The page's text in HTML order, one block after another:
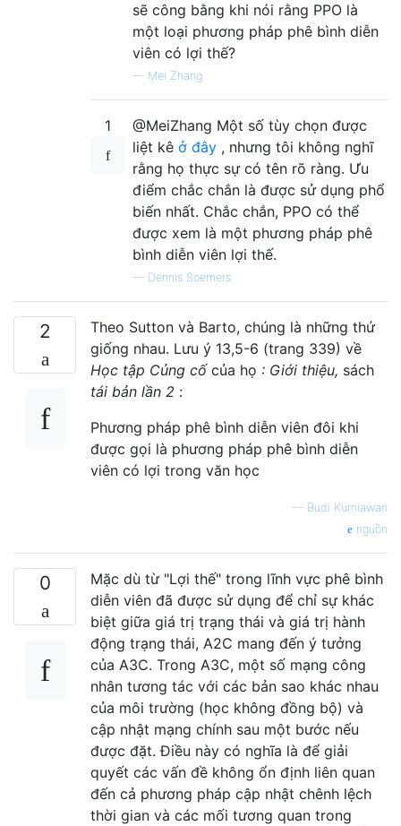
sẽ công bằng khi nói rằng PPO là
một loại phương pháp phê bình diễn
viên có lợi thế?
— Mei Zhang
1
@MeiZhang Một số tùy chọn được
liệt kê ở đây , nhưng tôi không nghĩ
rằng họ thực sự có tên rõ ràng. Ưu
điểm chắc chắn là được sử dụng phổ
biến nhất. Chắc chắn, PPO có thể
được xem là một phương pháp phê
bình diễn viên lợi thế.
— Dennis Soemers
2
Theo Sutton và Barto, chúng là những thứ
giống nhau. Lưu ý 13,5-6 (trang 339) về
Học tập Củng cốcủa họ : Giới thiệu, sách
tái bản lần 2 :
Phương pháp phê bình diễn viên đôi khi
được gọi là phương pháp phê bình diễn
viên có lợi trong văn học
— Budi Kurniawan
nguồn
0
Mặc dù từ "Lợi thế" trong lĩnh vực phê bình
diễn viên đã được sử dụng để chỉ sự khác
biệt giữa giá trị trạng thái và giá trị hành
động trạng thái, A2C mang đến ý tưởng
của A3C. Trong A3C, một số mạng công
nhân tương tác với các bản sao khác nhau
của môi trường (học không đồng bộ) và
cập nhật mạng chính sau một bước nếu
được đặt. Điều này có nghĩa là để giải
quyết các vấn đề không ổn định liên quan
đến cả phương pháp cập nhật chênh lệch
thời gian và các mối tương quan trong